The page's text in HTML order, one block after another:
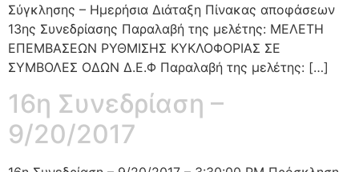
Σύγκλησης – Ημερήσια Διάταξη Πίνακας αποφάσεων
13ης Συνεδρίασης Παραλαβή της μελέτης: ΜΕΛΕΤΗ
ΕΠΕΜΒΑΣΕΩΝ ΡΥΘΜΙΣΗΣ ΚΥΚΛΟΦΟΡΙΑΣ ΣΕ
ΣΥΜΒΟΛΕΣ ΟΔΩΝ Δ.Ε.Φ Παραλαβή της μελέτης: […]
16η Συνεδρίαση –
9/20/2017